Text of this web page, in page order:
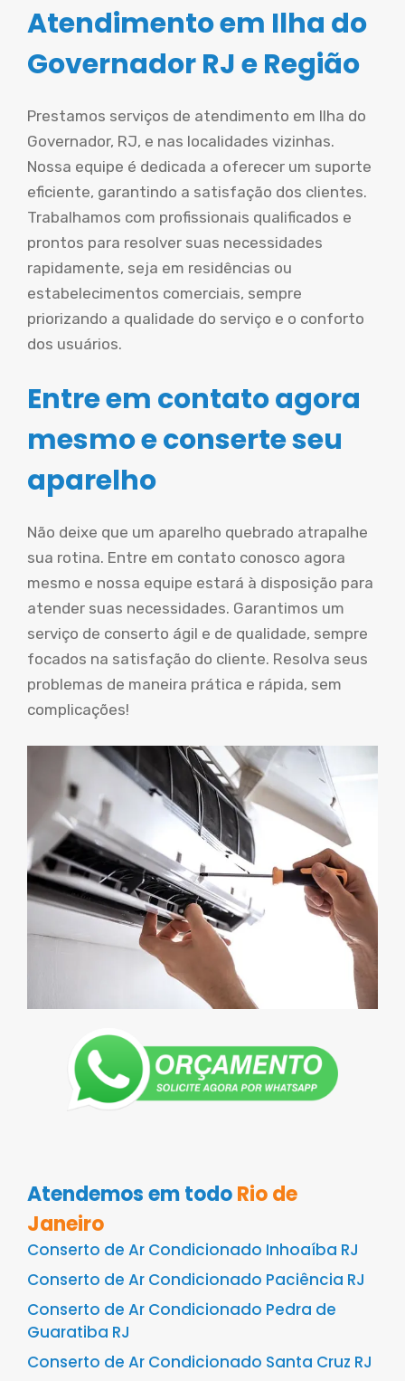
Atendimento em Ilha do
Governador RJ e Região
Prestamos serviços de atendimento em Ilha do
Governador, RJ, e nas localidades vizinhas.
Nossa equipe é dedicada a oferecer um suporte
eficiente, garantindo a satisfação dos clientes.
Trabalhamos com profissionais qualificados e
prontos para resolver suas necessidades
rapidamente, seja em residências ou
estabelecimentos comerciais, sempre
priorizando a qualidade do serviço e o conforto
dos usuários.
Entre em contato agora
mesmo e conserte seu
aparelho
Não deixe que um aparelho quebrado atrapalhe
sua rotina. Entre em contato conosco agora
mesmo e nossa equipe estará à disposição para
atender suas necessidades. Garantimos um
serviço de conserto ágil e de qualidade, sempre
focados na satisfação do cliente. Resolva seus
problemas de maneira prática e rápida, sem
complicações!
Atendemos em todoRio de
Janeiro
Conserto de Ar Condicionado Inhoaíba RJ
Conserto de Ar Condicionado Paciência RJ
Conserto de Ar Condicionado Pedra de
Guaratiba RJ
Conserto de Ar Condicionado Santa Cruz RJ